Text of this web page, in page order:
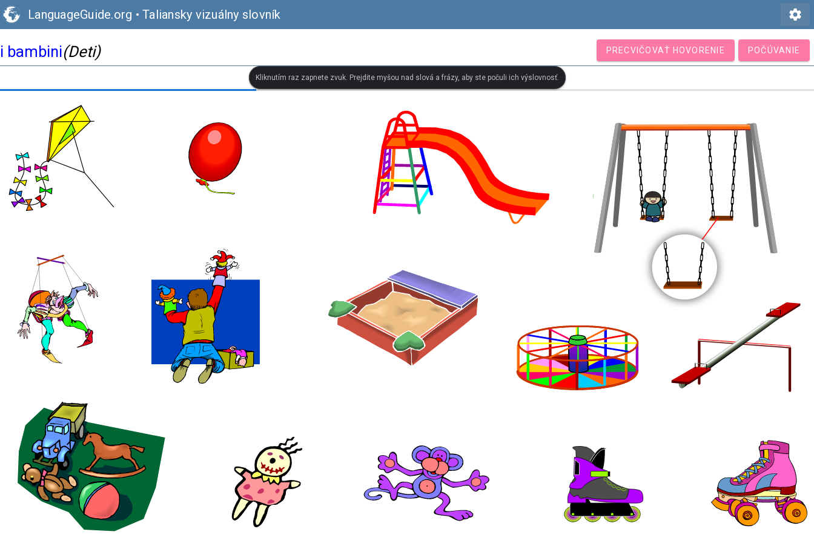
LanguageGuide.org • Taliansky vizuálny slovník settings
i bambini(Deti) PRECVIČOVAŤ HOVORENIE POČÚVANIE
Kliknutím raz zapnete zvuk. Prejdite myšou nad slová a frázy, aby ste počuli ich výslovnosť.